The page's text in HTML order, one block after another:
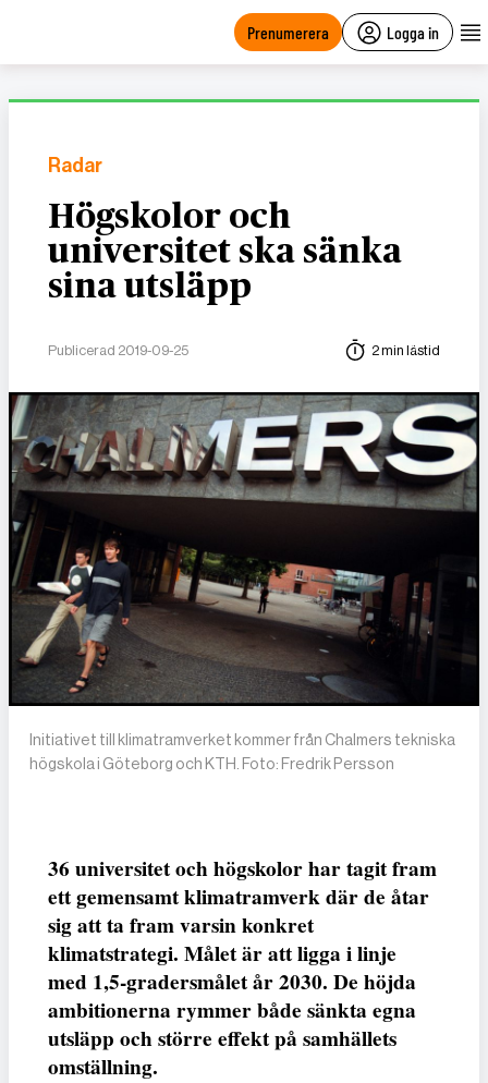
Prenumerera Logga in
Radar
Högskolor och
universitet ska sänka
sina utsläpp
Publicerad 2019-09-25 2 min lästid
Initiativet till klimatramverket kommer från Chalmers tekniska
högskola i Göteborg och KTH. Foto: Fredrik Persson
36 universitet och högskolor har tagit fram
ett gemensamt klimatramverk där de åtar
sig att ta fram varsin konkret
klimatstrategi. Målet är att ligga i linje
med 1,5-gradersmålet år 2030. De höjda
ambitionerna rymmer både sänkta egna
utsläpp och större effekt på samhällets
omställning.